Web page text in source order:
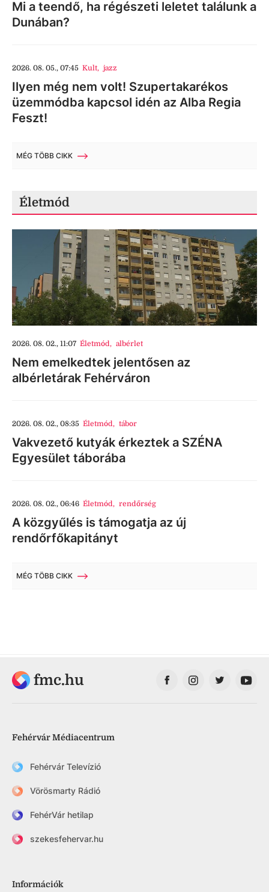
Mi a teendő, ha régészeti leletet találunk a
Dunában?
2026. 08. 05., 07:45 Kult, jazz
Ilyen még nem volt! Szupertakarékos
üzemmódba kapcsol idén az Alba Regia
Feszt!
MÉG TÖBB CIKK
Életmód
2026. 08. 02., 11:07 Életmód, albérlet
Nem emelkedtek jelentősen az
albérletárak Fehérváron
2026. 08. 02., 08:35 Életmód, tábor
Vakvezető kutyák érkeztek a SZÉNA
Egyesület táborába
2026. 08. 02., 06:46 Életmód, rendőrség
A közgyűlés is támogatja az új
rendőrfőkapitányt
MÉG TÖBB CIKK
fmc.hu
Fehérvár Médiacentrum
Fehérvár Televízió
Vörösmarty Rádió
FehérVár hetilap
szekesfehervar.hu
Információk